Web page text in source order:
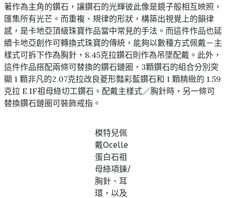
著作為主角的鑽石，讓鑽石的光輝彼此像是鏡子般相互映照，
匯集所有光芒。而重複、規律的形狀，構築出視覺上的韻律
感，是卡地亞頂級珠寶作品當中常見的手法。而這件作品也延
續卡地亞創作可轉換式珠寶的傳統，能夠以數種方式佩戴－主
樣式可拆下作為胸針，8.45克拉鑽石則作為吊墜配戴。此外，
這件作品搭配兩條可替換的鑽石鏈圈，3顆鑽石的組合分別突
顯 1 顆非凡的2.07克拉改良菱形豔彩藍鑽石和 1 顆精緻的 1.59
克拉 E IF祖母綠切工鑽石。配戴主樣式／胸針時，另一條可
替換鑽石鏈圈可裝飾戒指。
模特兒佩
戴Ocelle
蛋白石祖
母綠項鍊/
胸針、耳
環，以及